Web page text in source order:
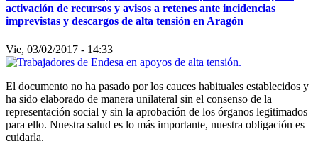
activación de recursos y avisos a retenes ante incidencias
imprevistas y descargos de alta tensión en Aragón
Vie, 03/02/2017 - 14:33
El documento no ha pasado por los cauces habituales establecidos y
ha sido elaborado de manera unilateral sin el consenso de la
representación social y sin la aprobación de los órganos legitimados
para ello. Nuestra salud es lo más importante, nuestra obligación es
cuidarla.